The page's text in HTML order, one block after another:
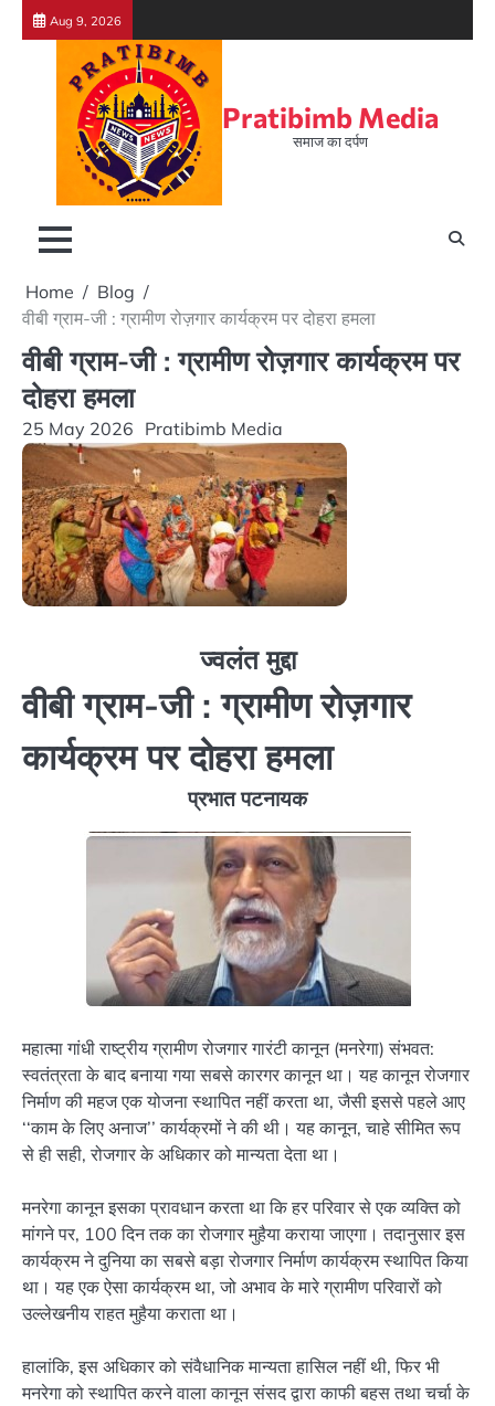
Skip
Aug 9, 2026
Pratibimb Media
समाज का दर्पण
Home
Blog
वीबी ग्राम-जी : ग्रामीण रोज़गार कार्यक्रम पर दोहरा हमला
वीबी ग्राम-जी : ग्रामीण रोज़गार कार्यक्रम पर
दोहरा हमला
25 May 2026 Pratibimb Media
ज्वलंत मुद्दा
वीबी ग्राम-जी : ग्रामीण रोज़गार
कार्यक्रम पर दोहरा हमला
प्रभात पटनायक
महात्मा गांधी राष्ट्रीय ग्रामीण रोजगार गारंटी कानून (मनरेगा) संभवत:
स्वतंत्रता के बाद बनाया गया सबसे कारगर कानून था। यह कानून रोजगार
निर्माण की महज एक योजना स्थापित नहीं करता था, जैसी इससे पहले आए
‘‘काम के लिए अनाज’’ कार्यक्रमों ने की थी। यह कानून, चाहे सीमित रूप
से ही सही, रोजगार के अधिकार को मान्यता देता था।
मनरेगा कानून इसका प्रावधान करता था कि हर परिवार से एक व्यक्ति को
मांगने पर, 100 दिन तक का रोजगार मुहैया कराया जाएगा। तदानुसार इस
कार्यक्रम ने दुनिया का सबसे बड़ा रोजगार निर्माण कार्यक्रम स्थापित किया
था। यह एक ऐसा कार्यक्रम था, जो अभाव के मारे ग्रामीण परिवारों को
उल्लेखनीय राहत मुहैया कराता था।
हालांकि, इस अधिकार को संवैधानिक मान्यता हासिल नहीं थी, फिर भी
मनरेगा को स्थापित करने वाला कानून संसद द्वारा काफी बहस तथा चर्चा के